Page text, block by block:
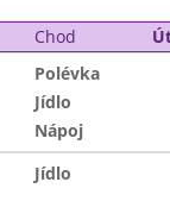
Chod
Polévka
Jídlo
Nápoj
Jídlo